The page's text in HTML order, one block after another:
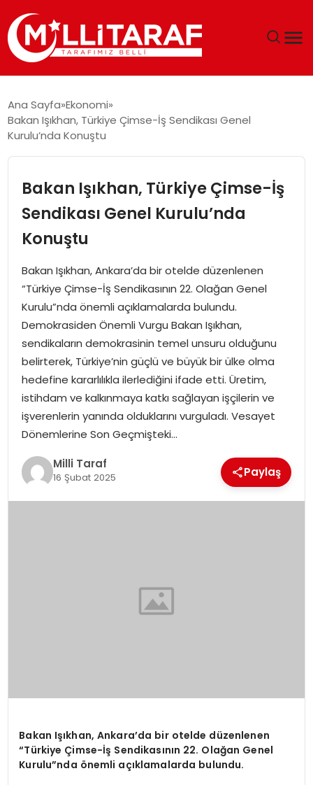
ÖZEL SAYFALAR
SPOR
SIYASET
MAGAZIN
Ana Sayfa Ekonomi
Bakan Işıkhan, Türkiye Çimse-İş Sendikası Genel
Kurulu’nda Konuştu
Bakan Işıkhan, Türkiye Çimse-İş
Sendikası Genel Kurulu’nda
Konuştu
Bakan Işıkhan, Ankara’da bir otelde düzenlenen
“Türkiye Çimse-İş Sendikasının 22. Olağan Genel
Kurulu”nda önemli açıklamalarda bulundu.
Demokrasiden Önemli Vurgu Bakan Işıkhan,
sendikaların demokrasinin temel unsuru olduğunu
belirterek, Türkiye’nin güçlü ve büyük bir ülke olma
hedefine kararlılıkla ilerlediğini ifade etti. Üretim,
istihdam ve kalkınmaya katkı sağlayan işçilerin ve
işverenlerin yanında olduklarını vurguladı. Vesayet
Dönemlerine Son Geçmişteki…
Milli Taraf
16 Şubat 2025 Paylaş
Bakan Işıkhan, Ankara’da bir otelde düzenlenen
“Türkiye Çimse-İş Sendikasının 22. Olağan Genel
Kurulu”nda önemli açıklamalarda bulundu.